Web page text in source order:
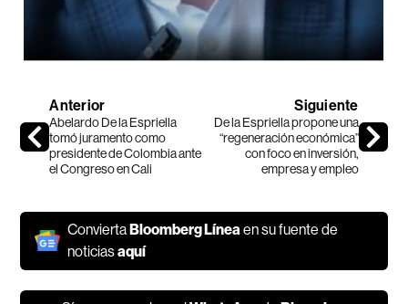
Anterior
Abelardo De la Espriella
tomó juramento como
presidente de Colombia ante
el Congreso en Cali
Siguiente
De la Espriella propone una
“regeneración económica”
con foco en inversión,
empresa y empleo
ConviertaBloomberg Línea en su fuente de
noticiasaquí